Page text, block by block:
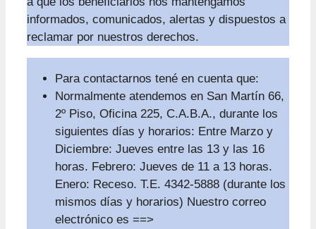
informados, comunicados, alertas y dispuestos a
reclamar por nuestros derechos.
Para contactarnos tené en cuenta que:
Normalmente atendemos en San Martín 66,
2º Piso, Oficina 225, C.A.B.A., durante los
siguientes días y horarios: Entre Marzo y
Diciembre: Jueves entre las 13 y las 16
horas. Febrero: Jueves de 11 a 13 horas.
Enero: Receso. T.E. 4342-5888 (durante los
mismos días y horarios) Nuestro correo
electrónico es ==>